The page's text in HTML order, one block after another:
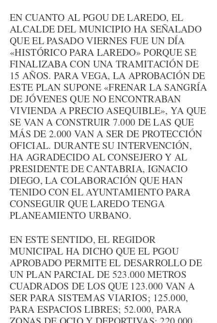
EN CUANTO AL PGOU DE LAREDO, EL
ALCALDE DEL MUNICIPIO HA SEÑALADO
QUE EL PASADO VIERNES FUE UN DÍA
«HISTÓRICO PARA LAREDO» PORQUE SE
FINALIZABA CON UNA TRAMITACIÓN DE
15 AÑOS. PARA VEGA, LA APROBACIÓN DE
ESTE PLAN SUPONE «FRENAR LA SANGRÍA
DE JÓVENES QUE NO ENCONTRABAN
VIVIENDA A PRECIO ASEQUIBLE», YA QUE
SE VAN A CONSTRUIR 7.000 DE LAS QUE
MÁS DE 2.000 VAN A SER DE PROTECCIÓN
OFICIAL. DURANTE SU INTERVENCIÓN,
HA AGRADECIDO AL CONSEJERO Y AL
PRESIDENTE DE CANTABRIA, IGNACIO
DIEGO, LA COLABORACIÓN QUE HAN
TENIDO CON EL AYUNTAMIENTO PARA
CONSEGUIR QUE LAREDO TENGA
PLANEAMIENTO URBANO.
EN ESTE SENTIDO, EL REGIDOR
MUNICIPAL HA DICHO QUE EL PGOU
APROBADO PERMITE EL DESARROLLO DE
UN PLAN PARCIAL DE 523.000 METROS
CUADRADOS DE LOS QUE 123.000 VAN A
SER PARA SISTEMAS VIARIOS; 125.000,
PARA ESPACIOS LIBRES; 52.000, PARA